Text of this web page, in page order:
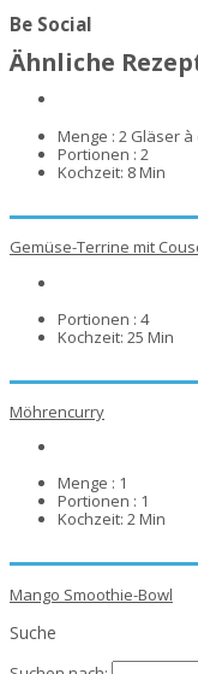
Be Social
Ähnliche
Menge : 2 Gläser à
Portionen : 2
Kochzeit: 8 Min
Gemüse-Terrine mit
Portionen : 4
Kochzeit: 25 Min
Möhrencurry
Menge : 1
Portionen : 1
Kochzeit: 2 Min
Mango Smoothie-Bowl
Suche